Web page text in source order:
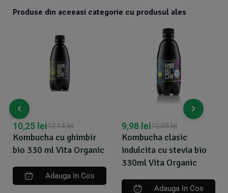
Produse din aceeasi categorie cu produsul ales
Kombucha cu ghimbir
bio 330 ml Vita Organic
12,14lei
10,25 lei
Adauga In Cos
Kombucha clasic
indulcita cu stevia bio
330ml Vita Organic
12,35lei
9,98 lei
Adauga In Cos